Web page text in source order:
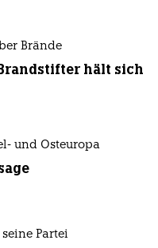
Brände
hält sich
und Osteuropa
Partei